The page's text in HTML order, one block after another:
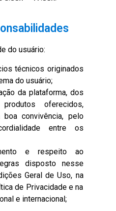
do usuário:
técnicos originados
do usuário;
da plataforma, dos
oferecidos,
boa convivência, pelo
entre os
e respeito ao
disposto nesse
Geral de Uso, na
de Privacidade e na
e internacional;